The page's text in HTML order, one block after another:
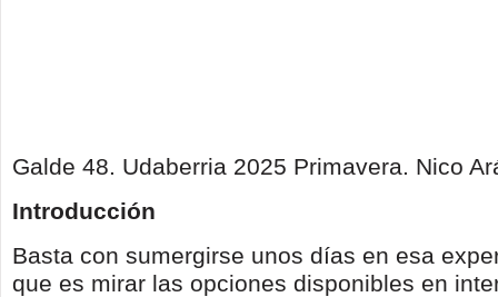
Galde 48. Udaberria 2025 Primavera. Nico
Introducción
Basta con sumergirse unos días en esa
que es mirar las opciones disponibles en